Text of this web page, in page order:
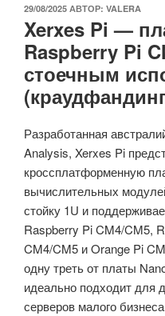
ОПУБЛИКОВАНО
29/08/2025 АВТОР: VALERA
Xerxes Pi —
Raspberry Pi
стоечным
Разработанная
Analysis, Xerxes Pi
кроссплатформенную
вычислительных
стойку 1U и
Raspberry Pi CM4/CM5,
CM4/CM5 и Orange Pi
одну треть от платы
идеально подходит для
серверов малого